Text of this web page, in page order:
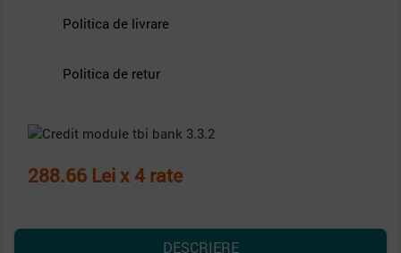
Politica de livrare
Politica de retur
288.66 Lei x 4 rate
DESCRIERE